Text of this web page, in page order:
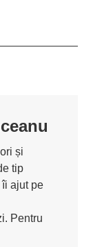
și
tip
ajut pe
Pentru